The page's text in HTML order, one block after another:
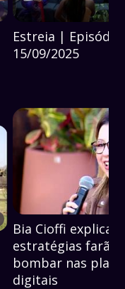
Estreia |
15/09/2025
Bia Cioffi explica
estratégias farão
bombar nas
digitais